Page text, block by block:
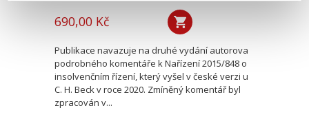
690,00 Kč
Publikace navazuje na druhé vydání autorova
podrobného komentáře k Nařízení 2015/848 o
insolvenčním řízení, který vyšel v české verzi u
C. H. Beck v roce 2020. Zmíněný komentář byl
zpracován v...